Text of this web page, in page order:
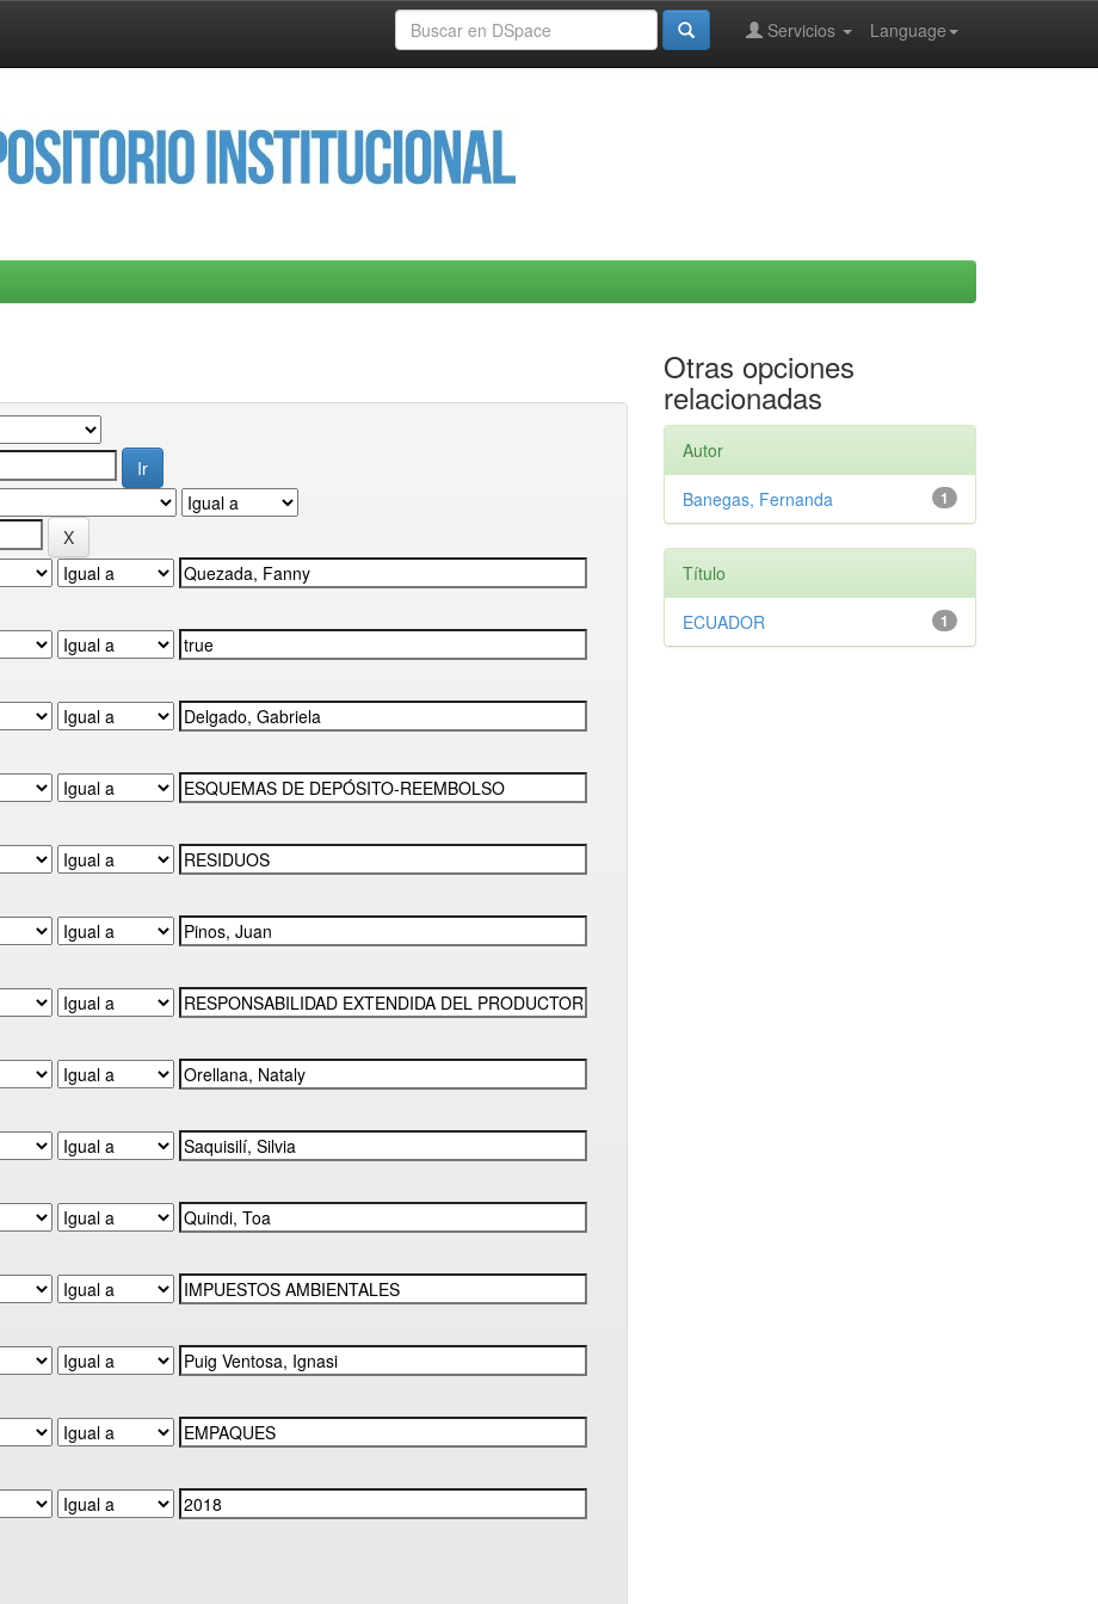
Language
Servicios
Otras opciones
relacionadas
Autor
1
Banegas, Fernanda
Título
1
ECUADOR